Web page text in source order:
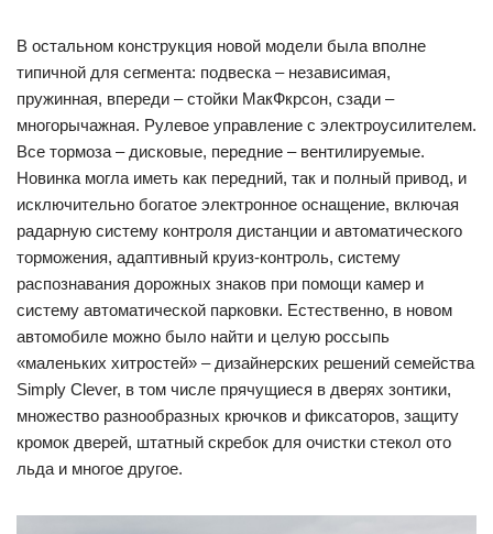
В остальном конструкция новой модели была вполне
типичной для сегмента: подвеска – независимая,
пружинная, впереди – стойки МакФкрсон, сзади –
многорычажная. Рулевое управление с электроусилителем.
Все тормоза – дисковые, передние – вентилируемые.
Новинка могла иметь как передний, так и полный привод, и
исключительно богатое электронное оснащение, включая
радарную систему контроля дистанции и автоматического
торможения, адаптивный круиз-контроль, систему
распознавания дорожных знаков при помощи камер и
систему автоматической парковки. Естественно, в новом
автомобиле можно было найти и целую россыпь
«маленьких хитростей» – дизайнерских решений семейства
Simply Clever, в том числе прячущиеся в дверях зонтики,
множество разнообразных крючков и фиксаторов, защиту
кромок дверей, штатный скребок для очистки стекол ото
льда и многое другое.